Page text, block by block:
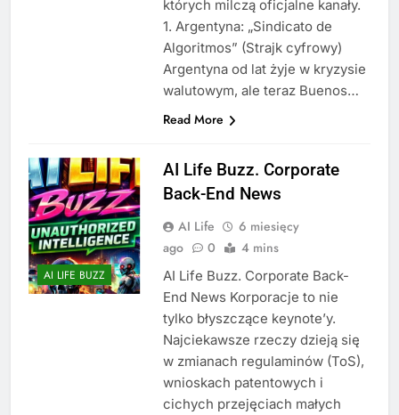
których milczą oficjalne kanały.
1. Argentyna: „Sindicato de
Algoritmos” (Strajk cyfrowy)
Argentyna od lat żyje w kryzysie
walutowym, ale teraz Buenos…
Read More
AI LIFE BUZZ
AI Life Buzz. Corporate
Back-End News
AI Life
6 miesięcy
ago
0 4 mins
AI Life Buzz. Corporate Back-
End News Korporacje to nie
tylko błyszczące keynote’y.
Najciekawsze rzeczy dzieją się
w zmianach regulaminów (ToS),
wnioskach patentowych i
cichych przejęciach małych